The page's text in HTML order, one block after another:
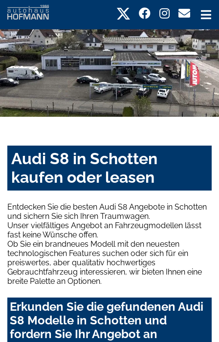
Audi S8 in Schotten
kaufen oder leasen
Entdecken Sie die besten Audi S8 Angebote in Schotten
und sichern Sie sich Ihren Traumwagen.
Unser vielfältiges Angebot an Fahrzeugmodellen lässt
fast keine Wünsche offen.
Ob Sie ein brandneues Modell mit den neuesten
technologischen Features suchen oder sich für ein
preiswertes, aber qualitativ hochwertiges
Gebrauchtfahrzeug interessieren, wir bieten Ihnen eine
breite Palette an Optionen.
Erkunden Sie die gefundenen Audi
S8 Modelle in Schotten und
fordern Sie Ihr Angebot an